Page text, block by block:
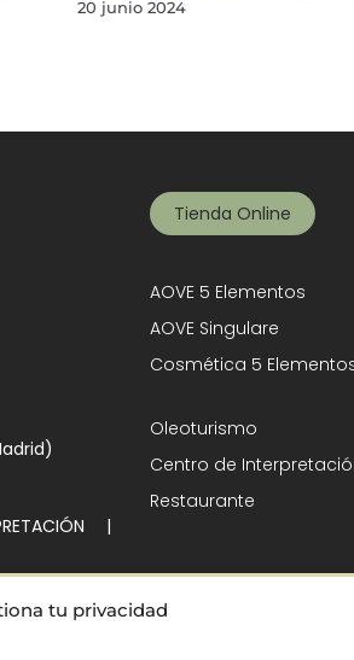
tu privacidad
20 junio 2024
|
Tienda Online
AOVE 5 Elementos
AOVE Singulare
Cosmética 5
Oleoturismo
Centro de
Restaurante